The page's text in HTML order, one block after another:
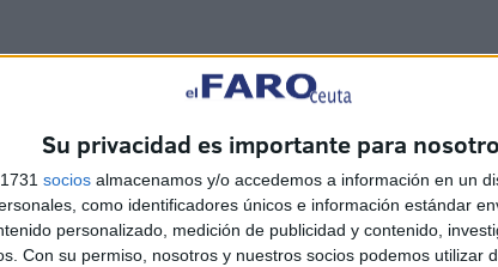
Su privacidad es importante para
socios almacenamos y/o accedemos a información en un
como identificadores únicos e información estándar
personalizado, medición de publicidad y contenido,
Con su permiso, nosotros y nuestros socios podemos utilizar
que el agente forma parte de un grupo operativo
país vecino. Además, han detallado que los agentes
autoridades foráneas con cámaras delante: exigen
no ha ocurrido.